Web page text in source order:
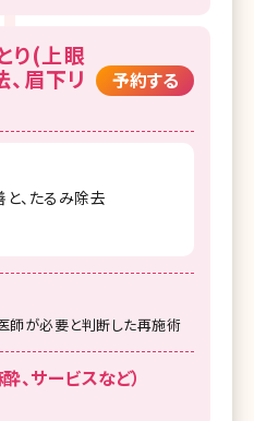
り(上眼
眉下リ
予約する
、たるみ除去
師が必要と判断した再施術
、サービスなど）